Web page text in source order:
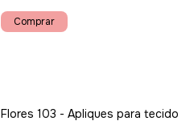
Flores 103 - Apliques para tecido